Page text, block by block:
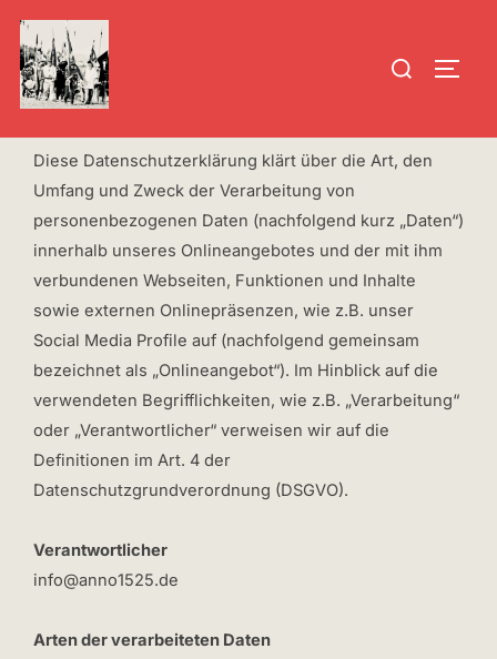
Zum
Inhalt
springen
Suchen
Diese Datenschutzerklärung klärt über die Art, den
Umfang und Zweck der Verarbeitung von
personenbezogenen Daten (nachfolgend kurz „Daten“)
innerhalb unseres Onlineangebotes und der mit ihm
verbundenen Webseiten, Funktionen und Inhalte
sowie externen Onlinepräsenzen, wie z.B. unser
Social Media Profile auf (nachfolgend gemeinsam
bezeichnet als „Onlineangebot“). Im Hinblick auf die
verwendeten Begrifflichkeiten, wie z.B. „Verarbeitung“
oder „Verantwortlicher“ verweisen wir auf die
Definitionen im Art. 4 der
Datenschutzgrundverordnung (DSGVO).
Verantwortlicher
info@anno1525.de
Arten der verarbeiteten Daten